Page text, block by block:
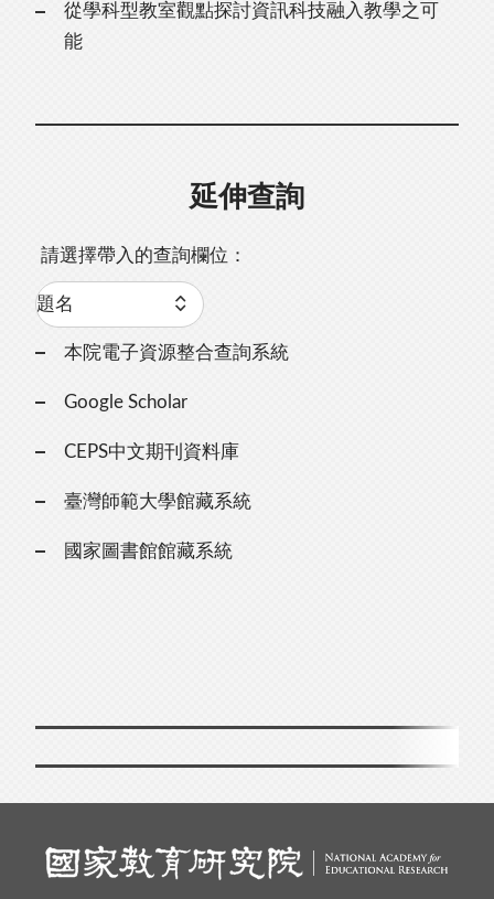
從學科型教室觀點探討資訊科技融入教學之可
能
延伸查詢
請選擇帶入的查詢欄位：
本院電子資源整合查詢系統
Google Scholar
CEPS中文期刊資料庫
臺灣師範大學館藏系統
國家圖書館館藏系統